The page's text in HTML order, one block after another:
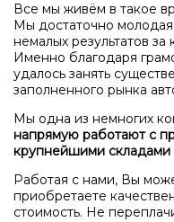
Все мы живём в такое
Мы достаточно
немалых результатов
Именно благодаря
удалось занять
заполненного рынка
Мы одна из немногих
напрямую работают с
крупнейшими складами
Работая с нами, Вы
приобретаете
стоимость. Не